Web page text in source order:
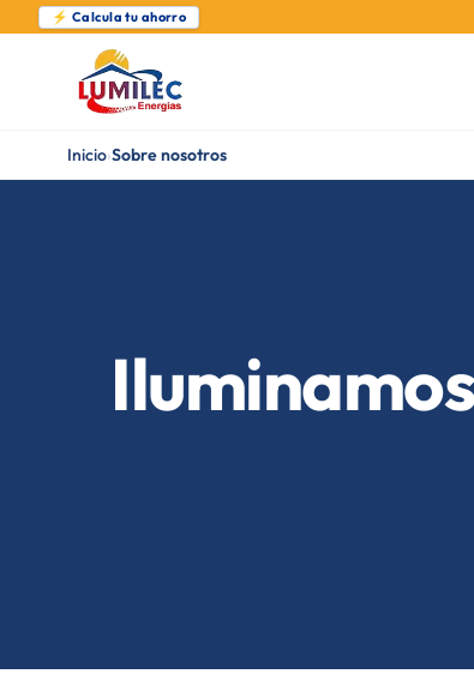
⚡ Calcula tu ahorro
Inicio›Sobre nosotros